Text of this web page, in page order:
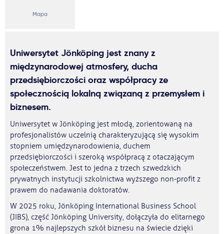
Mapa
Uniwersytet Jönköping jest znany z
międzynarodowej atmosfery, ducha
przedsiębiorczości oraz współpracy ze
społecznością lokalną związaną z przemysłem i
biznesem.
Uniwersytet w Jönköping jest młodą, zorientowaną na
profesjonalistów uczelnią charakteryzującą się wysokim
stopniem umiędzynarodowienia, duchem
przedsiębiorczości i szeroką współpracą z otaczającym
społeczeństwem. Jest to jedna z trzech szwedzkich
prywatnych instytucji szkolnictwa wyższego non-profit z
prawem do nadawania doktoratów.
W 2025 roku, Jönköping International Business School
(JIBS), część Jönköping University, dołączyła do elitarnego
grona 1% najlepszych szkół biznesu na świecie dzięki